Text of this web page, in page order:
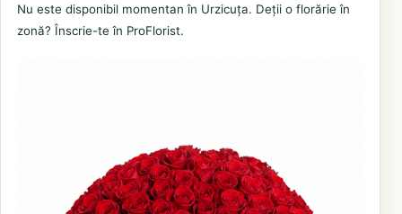
Nu este disponibil momentan în Urzicuța. Deții o florărie în
zonă? Înscrie-te în ProFlorist.